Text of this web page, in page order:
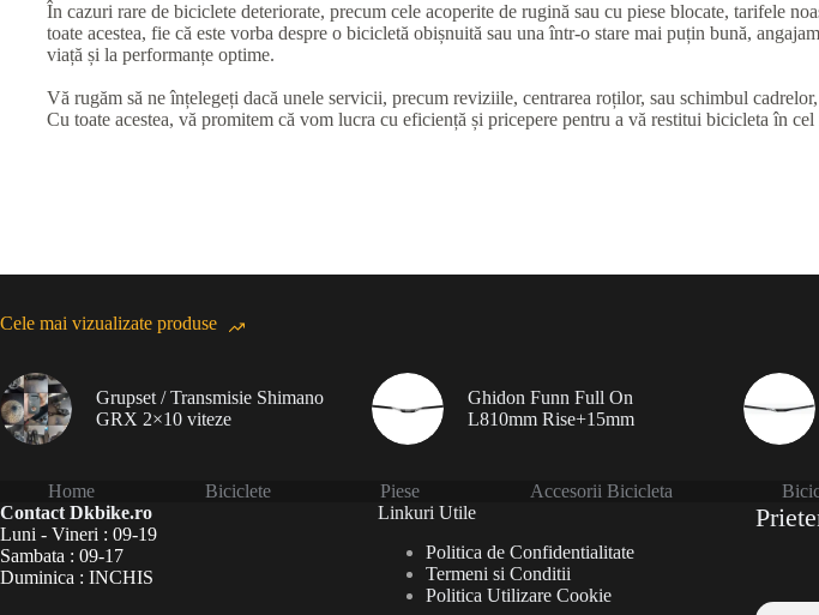
În cazuri rare de biciclete deteriorate, precum cele acoperite de rugină sau cu piese blocate, tarifele
toate acestea, fie că este vorba despre o bicicletă obișnuită sau una într-o stare mai puțin bună,
viață și la performanțe optime.
Vă rugăm să ne înțelegeți dacă unele servicii, precum reviziile, centrarea roților, sau schimbul
Cu toate acestea, vă promitem că vom lucra cu eficiență și pricepere pentru a vă restitui bicicleta în
Cele mai vizualizate produse
Grupset / Transmisie Shimano
GRX 2×10 viteze
Ghidon Funn Full On
L810mm Rise+15mm
Home Biciclete Piese Accesorii Bicicleta
Contact Dkbike.ro
Luni - Vineri : 09-19
Sambata : 09-17
Duminica : INCHIS
Linkuri Utile
Politica de Confidentialitate
Termeni si Conditii
Politica Utilizare Cookie